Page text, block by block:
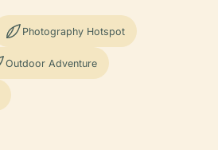
Photography Hotspot
Outdoor Adventure